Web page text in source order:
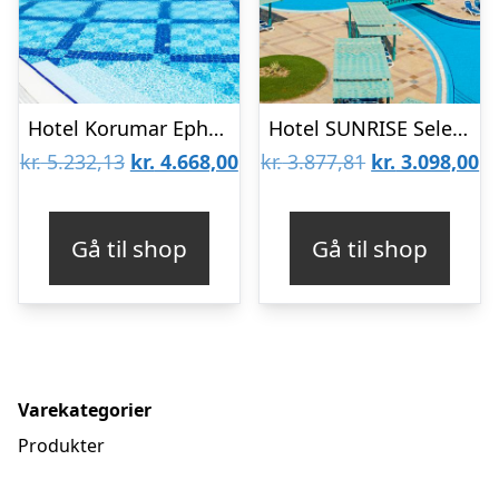
Hotel Korumar Ephesus Beach & Spa
kr.5.232,13 Den
kr. 5.232,13.
kr. 4.668,00Den
kr. 4.668,00.
Gå til shop
Hotel SUNRISE Select Garden Beach
kr.3.877,81 Den
kr. 3.877,81.
kr. 3.098,00
Gå til shop
Varekategorier
Produkter